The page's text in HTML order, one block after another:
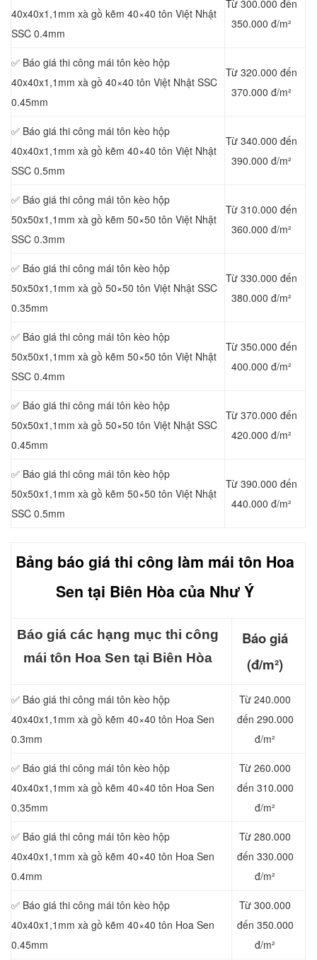
40x40x1,1mm xà gồ kẽm 40×40 tôn Việt Nhật
SSC 0.4mm
Từ 300.000 đến
350.000 đ/m²
✅ Báo giá thi công mái tôn kèo hộp
40x40x1,1mm xà gồ 40×40 tôn Việt Nhật SSC
0.45mm
Từ 320.000 đến
370.000 đ/m²
✅ Báo giá thi công mái tôn kèo hộp
40x40x1,1mm xà gồ kẽm 40×40 tôn Việt Nhật
SSC 0.5mm
Từ 340.000 đến
390.000 đ/m²
✅ Báo giá thi công mái tôn kèo hộp
50x50x1,1mm xà gồ kẽm 50×50 tôn Việt Nhật
SSC 0.3mm
Từ 310.000 đến
360.000 đ/m²
✅ Báo giá thi công mái tôn kèo hộp
50x50x1,1mm xà gồ 50×50 tôn Việt Nhật SSC
0.35mm
Từ 330.000 đến
380.000 đ/m²
✅ Báo giá thi công mái tôn kèo hộp
50x50x1,1mm xà gồ kẽm 50×50 tôn Việt Nhật
SSC 0.4mm
Từ 350.000 đến
400.000 đ/m²
✅ Báo giá thi công mái tôn kèo hộp
50x50x1,1mm xà gồ 50×50 tôn Việt Nhật SSC
0.45mm
Từ 370.000 đến
420.000 đ/m²
✅ Báo giá thi công mái tôn kèo hộp
50x50x1,1mm xà gồ kẽm 50×50 tôn Việt Nhật
SSC 0.5mm
Từ 390.000 đến
440.000 đ/m²
Bảng báo giá thi công làm mái tôn Hoa
Sen tại Biên Hòa của Như Ý
Báo giá các hạng mục thi công
mái tôn Hoa Sen tại Biên Hòa
Báo giá
(đ/m²)
✅ Báo giá thi công mái tôn kèo hộp
40x40x1,1mm xà gồ kẽm 40×40 tôn Hoa Sen
0.3mm
Từ 240.000
đến 290.000
đ/m²
✅ Báo giá thi công mái tôn kèo hộp
40x40x1,1mm xà gồ kẽm 40×40 tôn Hoa Sen
0.35mm
Từ 260.000
đến 310.000
đ/m²
✅ Báo giá thi công mái tôn kèo hộp
40x40x1,1mm xà gồ kẽm 40×40 tôn Hoa Sen
0.4mm
Từ 280.000
đến 330.000
đ/m²
✅ Báo giá thi công mái tôn kèo hộp
40x40x1,1mm xà gồ kẽm 40×40 tôn Hoa Sen
0.45mm
Từ 300.000
đến 350.000
đ/m²